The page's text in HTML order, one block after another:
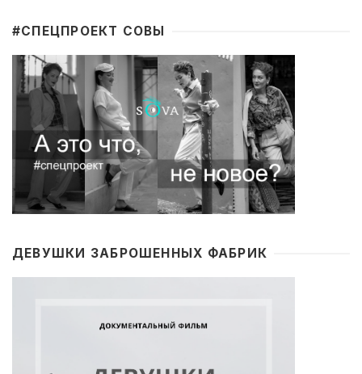
#CПЕЦПРОЕКТ СОВЫ
ДЕВУШКИ ЗАБРОШЕННЫХ ФАБРИК